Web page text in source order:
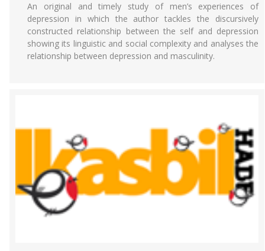
An original and timely study of men’s experiences of
depression in which the author tackles the discursively
constructed relationship between the self and depression
showing its linguistic and social complexity and analyses the
relationship between depression and masculinity.